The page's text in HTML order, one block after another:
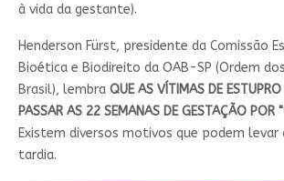
à vida da gestante).
Henderson Fürst, presidente da Comissão
Bioética e Biodireito da OAB-SP (Ordem
Brasil), lembraQUE AS VÍTIMAS DE ESTUPRO
PASSAR AS 22 SEMANAS DE GESTAÇÃO POR
Existem diversos motivos que podem levar
tardia.